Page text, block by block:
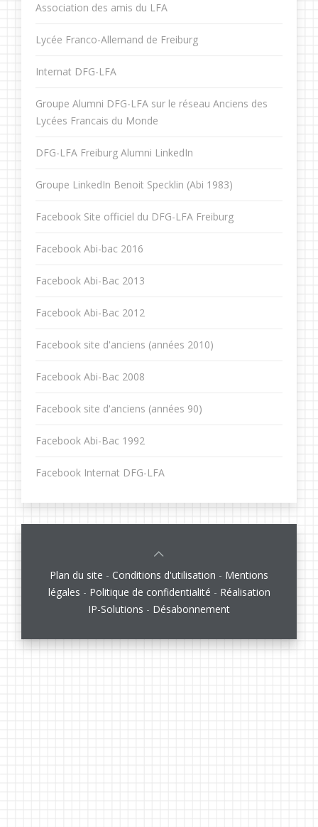
Association des amis du LFA
Lycée Franco-Allemand de Freiburg
Internat DFG-LFA
Groupe Alumni DFG-LFA sur le réseau Anciens des
Lycées Francais du Monde
DFG-LFA Freiburg Alumni LinkedIn
Groupe LinkedIn Benoit Specklin (Abi 1983)
Facebook Site officiel du DFG-LFA Freiburg
Facebook Abi-bac 2016
Facebook Abi-Bac 2013
Facebook Abi-Bac 2012
Facebook site d'anciens (années 2010)
Facebook Abi-Bac 2008
Facebook site d'anciens (années 90)
Facebook Abi-Bac 1992
Facebook Internat DFG-LFA
Plan du site - Conditions d'utilisation - Mentions
légales - Politique de confidentialité - Réalisation
IP-Solutions - Désabonnement